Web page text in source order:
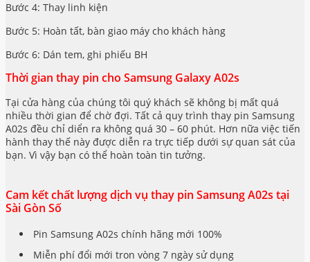
Bước 4: Thay linh kiện
Bước 5: Hoàn tất, bàn giao máy cho khách hàng
Bước 6: Dán tem, ghi phiếu BH
Thời gian thay pin cho Samsung Galaxy A02s
Tại cửa hàng của chúng tôi quý khách sẽ không bị mất quá
nhiều thời gian để chờ đợi. Tất cả quy trình thay pin Samsung
A02s đều chỉ diển ra không quá 30 – 60 phút. Hơn nữa việc tiến
hành thay thế này được diễn ra trực tiếp dưới sự quan sát của
bạn. Vì vậy bạn có thể hoàn toàn tin tưởng.
Cam kết chất lượng dịch vụ thay pin Samsung A02s tại
Sài Gòn Số
Pin Samsung A02s chính hãng mới 100%
Miễn phí đổi mới tron vòng 7 ngày sử dụng